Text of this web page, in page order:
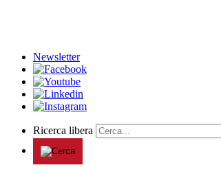
Newsletter
Ricerca libera